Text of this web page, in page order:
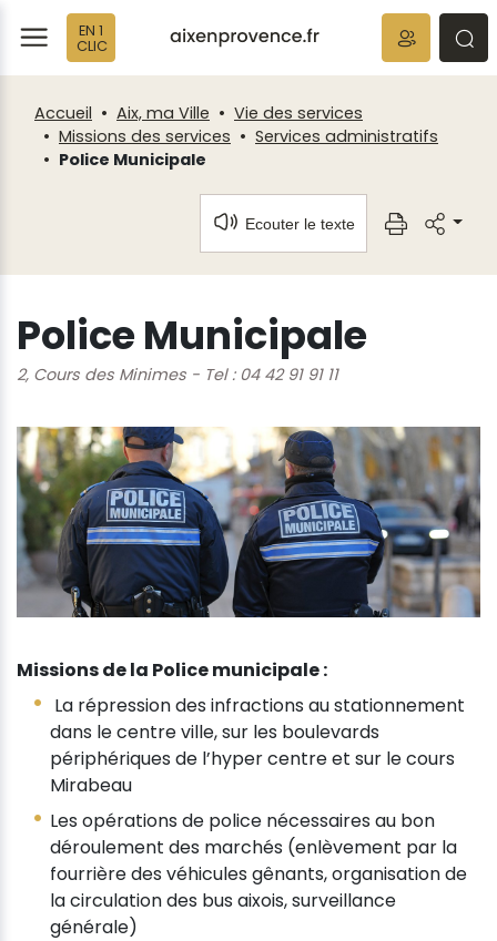
EN 1
CLIC
Accueil Aix, ma Ville
Vie des services
Missions des services
Services administratifs
Police Municipale
Ecouter le texte
Police Municipale
2, Cours des Minimes - Tel : 04 42 91 91 11
Missions de la Police municipale :
La répression des infractions au stationnement
dans le centre ville, sur les boulevards
périphériques de l’hyper centre et sur le cours
Mirabeau
Les opérations de police nécessaires au bon
déroulement des marchés (enlèvement par la
fourrière des véhicules gênants, organisation de
la circulation des bus aixois, surveillance
générale)
Fenêtre
de
chat
Panneau de gestion des cookies